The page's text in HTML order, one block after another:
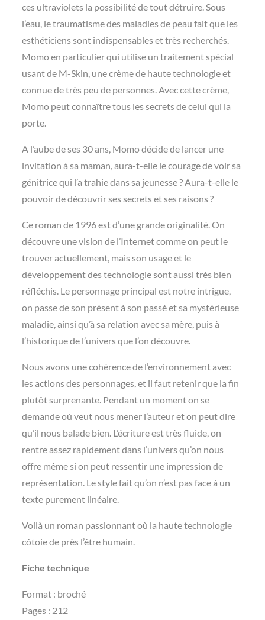
ces ultraviolets la possibilité de tout détruire. Sous
l’eau, le traumatisme des maladies de peau fait que les
esthéticiens sont indispensables et très recherchés.
Momo en particulier qui utilise un traitement spécial
usant de M-Skin, une crème de haute technologie et
connue de très peu de personnes. Avec cette crème,
Momo peut connaître tous les secrets de celui qui la
porte.
A l’aube de ses 30 ans, Momo décide de lancer une
invitation à sa maman, aura-t-elle le courage de voir sa
génitrice qui l’a trahie dans sa jeunesse ? Aura-t-elle le
pouvoir de découvrir ses secrets et ses raisons ?
Ce roman de 1996 est d’une grande originalité. On
découvre une vision de l’Internet comme on peut le
trouver actuellement, mais son usage et le
développement des technologie sont aussi très bien
réfléchis. Le personnage principal est notre intrigue,
on passe de son présent à son passé et sa mystérieuse
maladie, ainsi qu’à sa relation avec sa mère, puis à
l’historique de l’univers que l’on découvre.
Nous avons une cohérence de l’environnement avec
les actions des personnages, et il faut retenir que la fin
plutôt surprenante. Pendant un moment on se
demande où veut nous mener l’auteur et on peut dire
qu’il nous balade bien. L’écriture est très fluide, on
rentre assez rapidement dans l’univers qu’on nous
offre même si on peut ressentir une impression de
représentation. Le style fait qu’on n’est pas face à un
texte purement linéaire.
Voilà un roman passionnant où la haute technologie
côtoie de près l’être humain.
Fiche technique
Format : broché
Pages : 212